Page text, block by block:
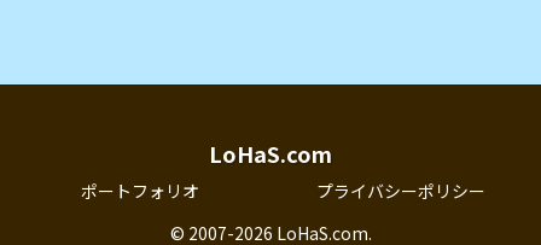
LoHaS.com
ポートフォリオ
プライバシーポリシー
© 2007-2026 LoHaS.com.